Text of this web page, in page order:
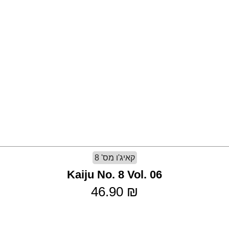
קאיג'ו מס' 8
Kaiju No. 8 Vol. 06
46.90 ₪